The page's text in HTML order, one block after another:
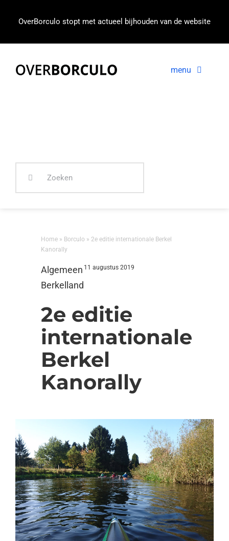
OverBorculo stopt met actueel bijhouden van de website
menu
Home » Borculo »2e editie internationale Berkel
Kanorally
Algemeen
Berkelland
11 augustus 2019
2e editie
internationale
Berkel
Kanorally